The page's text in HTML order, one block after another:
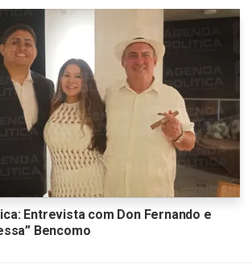
Entrevista com Don Fernando e
Bencomo